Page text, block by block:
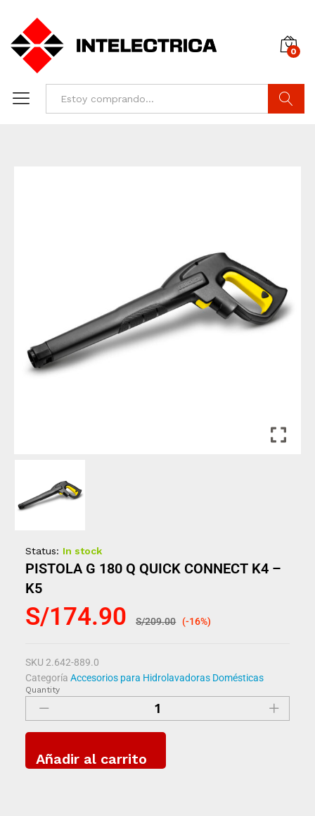
0
Status: In stock
PISTOLA G 180 Q QUICK CONNECT K4 –
K5
S/174.90 S/209.00 (-16%)
SKU2.642-889.0
Categoría Accesorios para Hidrolavadoras Domésticas
Quantity
Añadir al carrito